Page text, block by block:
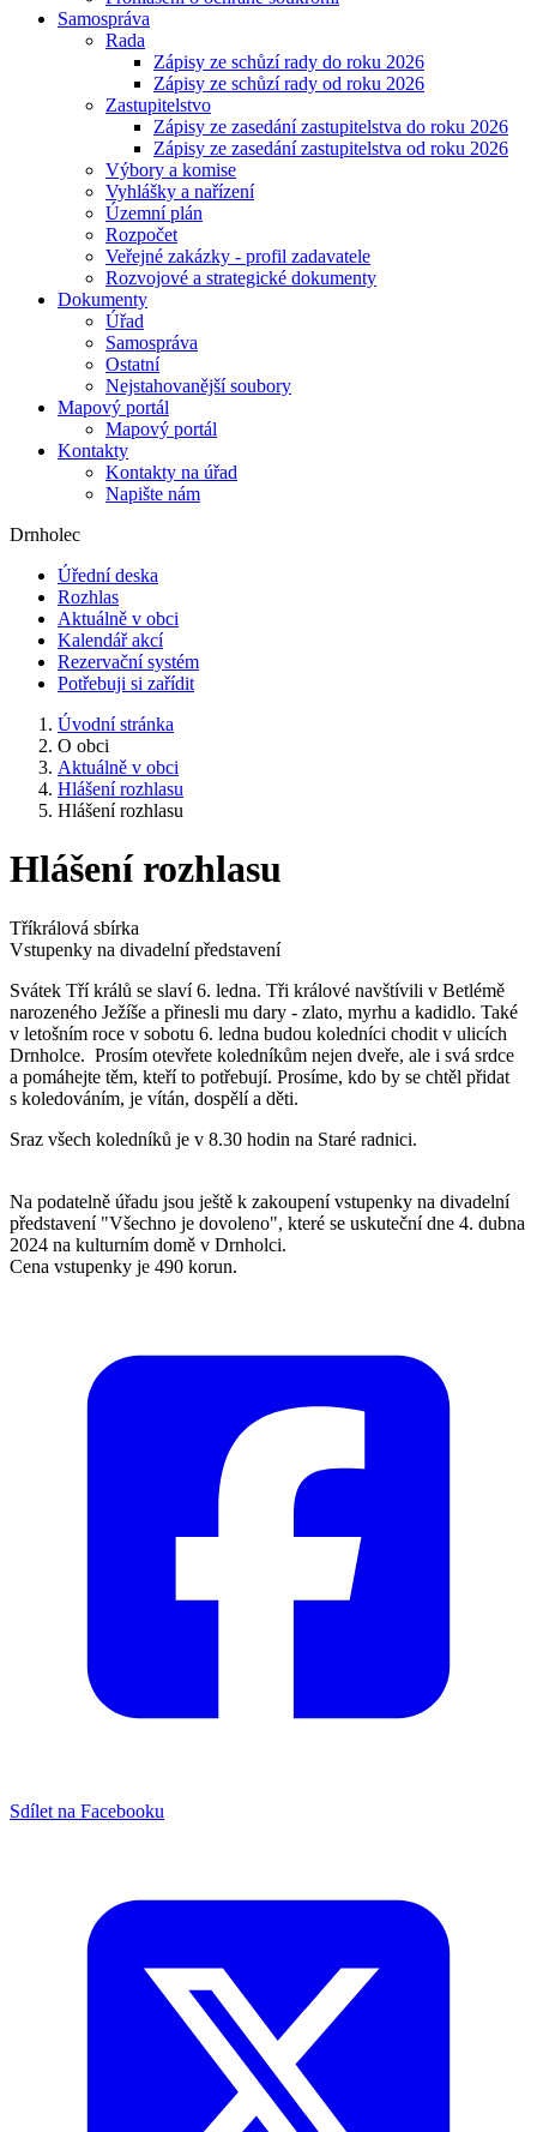
Samospráva
Rada
Zápisy ze schůzí rady do roku 2026
Zápisy ze schůzí rady od roku 2026
Zastupitelstvo
Zápisy ze zasedání zastupitelstva do roku 2026
Zápisy ze zasedání zastupitelstva od roku 2026
Výbory a komise
Vyhlášky a nařízení
Územní plán
Rozpočet
Veřejné zakázky - profil zadavatele
Rozvojové a strategické dokumenty
Dokumenty
Úřad
Samospráva
Ostatní
Nejstahovanější soubory
Mapový portál
Mapový portál
Kontakty
Kontakty na úřad
Napište nám
Drnholec
Úřední deska
Rozhlas
Aktuálně v obci
Kalendář akcí
Rezervační systém
Potřebuji si zařídit
Úvodní stránka
O obci
Aktuálně v obci
Hlášení rozhlasu
Hlášení rozhlasu
Hlášení rozhlasu
Tříkrálová sbírka
Vstupenky na divadelní představení
Svátek Tří králů se slaví 6. ledna. Tři králové navštívili v Betlémě
narozeného Ježíše a přinesli mu dary - zlato, myrhu a kadidlo. Také
v letošním roce v sobotu 6. ledna budou koledníci chodit v ulicích
Drnholce. Prosím otevřete koledníkům nejen dveře, ale i svá srdce
a pomáhejte těm, kteří to potřebují. Prosíme, kdo by se chtěl přidat
s koledováním, je vítán, dospělí a děti.
Sraz všech koledníků je v 8.30 hodin na Staré radnici.
Na podatelně úřadu jsou ještě k zakoupení vstupenky na divadelní
představení "Všechno je dovoleno", které se uskuteční dne 4. dubna
2024 na kulturním domě v Drnholci.
Cena vstupenky je 490 korun.
Sdílet na Facebooku